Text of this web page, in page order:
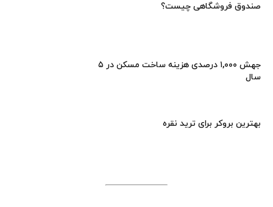
صندوق فروشگاهی چیست؟
جهش ۱,۰۰۰ درصدی هزینه ساخت مسکن در ۵
سال
بهترین بروکر برای ترید نقره